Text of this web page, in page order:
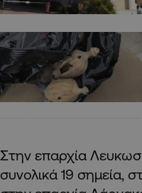
Στην επαρχία
συνολικά 19 σημεία,